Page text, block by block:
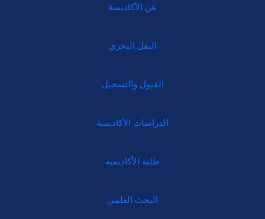
عن الأكاديمية
النقل البحري
القبول والتسجيل
الدراسات الأكاديمية
طلبة الأكاديمية
البحث العلمي